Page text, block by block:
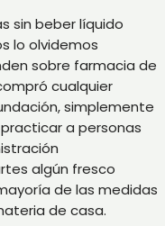
sin beber líquido
lo olvidemos
sobre farmacia de
cualquier
simplemente
a personas
algún fresco
de las medidas
de casa.